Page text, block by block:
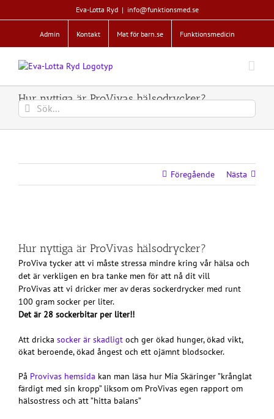
till
Eva-Lotta Ryd | info@funktionsmed.se
Admin Kontakt Mat för barn.se Funktionsmedicin
Hur nyttiga är ProVivas hälsodrycker?
Sök
efter:
Föregående Nästa
Hur nyttiga är ProVivas hälsodrycker?
ProViva tycker att vi måste stressa mindre kring vår hälsa och
det är verkligen en bra tanke men för att nå dit vill
ProVivas att vi dricker mer av deras sockerdrycker med runt
100 gram socker per liter.
Det är 28 sockerbitar per liter!!
Att dricka socker är skadligt och ger ökad hunger, ökad vikt,
ökat beroende, ökad ångest och ett ojämnt blodsocker.
På Provivas hemsida kan man läsa hur Mia Skäringer ”krånglat
färdigt med sin kropp” liksom om ProVivas egen rapport om
hälsostress och att ”hitta balans”